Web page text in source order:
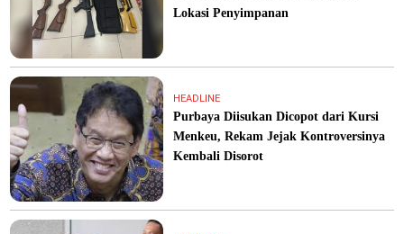
Lokasi Penyimpanan
HEADLINE
Purbaya Diisukan Dicopot dari Kursi
Menkeu, Rekam Jejak Kontroversinya
Kembali Disorot